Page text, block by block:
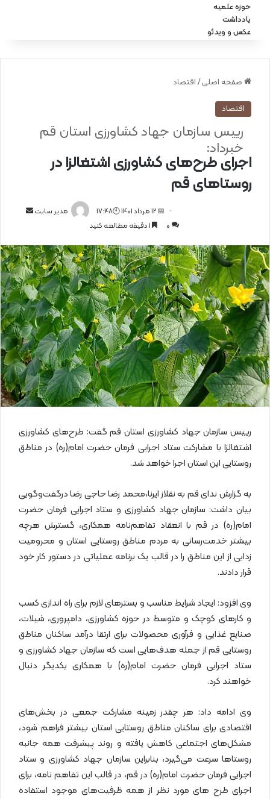
حوزه علمیه
یادداشت
عکس و ویدئو
صفحه اصلی / اقتصاد
اقتصاد
اجرای طرح‌های کشاورزی اشتغالزا در
روستاهای قم
رییس سازمان جهاد کشاورزی استان قم
خبرداد:
مدیر سایت
ا
ل
ا
ی
م
ی
ل
📅 12 مرداد 1401 🕙17:48
0
رییس سازمان جهاد کشاورزی استان قم گفت: طرح‌های کشاورزی
اشتغالزا با مشارکت ستاد اجرایی فرمان حضرت امام(ره) در مناطق
روستایی این استان اجرا خواهد شد.
به گزارش ندای قم به نقلاز ایرنا،محمد رضا حاجی رضا درگفت‌وگویی
بیان داشت: سازمان جهاد کشاورزی و ستاد اجرایی فرمان حضرت
امام(ره) در قم با انعقاد تفاهم‌نامه همکاری، گسترش هرچه
بیشتر خدمت‌رسانی به مردم مناطق روستایی استان و محرومیت
زدایی از این مناطق را در قالب یک برنامه عملیاتی در دستور کار خود
قرار دادند.
وی افزود: ایجاد شرایط مناسب و بسترهای لازم برای راه اندازی کسب
و کارهای کوچک و متوسط در حوزه کشاورزی، دامپروری، شیلات،
صنایع غذایی و فرآوری محصولات برای ارتقا درآمد ساکنان مناطق
روستایی قم از جمله هدف‌هایی است که سازمان جهاد کشاورزی و
ستاد اجرایی فرمان حضرت امام(ره) با همکاری یکدیگر دنبال
خواهند کرد.
وی ادامه داد: هر چقدر زمینه مشارکت جمعی در بخش‌های
اقتصادی برای ساکنان مناطق روستایی استان بیشتر فراهم شود،
مشکل‌های اجتماعی کاهش یافته و روند پیشرفت همه جانبه
روستاها سرعت می‌گیرد، بنابراین سازمان جهاد کشاورزی و ستاد
اجرایی فرمان حضرت امام(ره) در قم، در قالب این تفاهم نامه، برای
اجرای طرح های مورد نظر از همه ظرفیت‌های موجود استفاده